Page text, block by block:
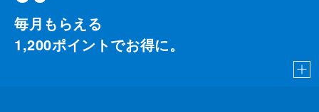
毎月もらえる
1,200ポイントでお得に。